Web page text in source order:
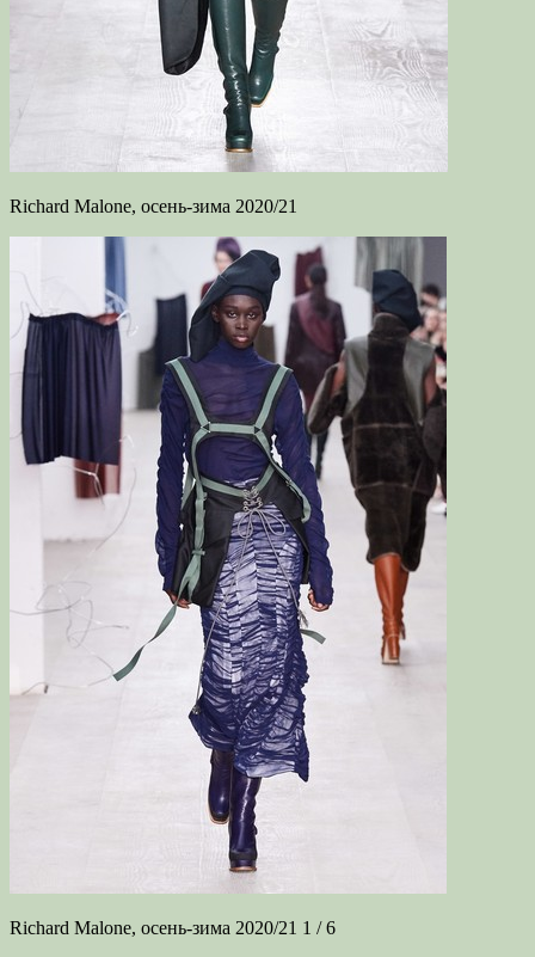
Richard Malone, осень-зима 2020/21
Richard Malone, осень-зима 2020/21 1 / 6